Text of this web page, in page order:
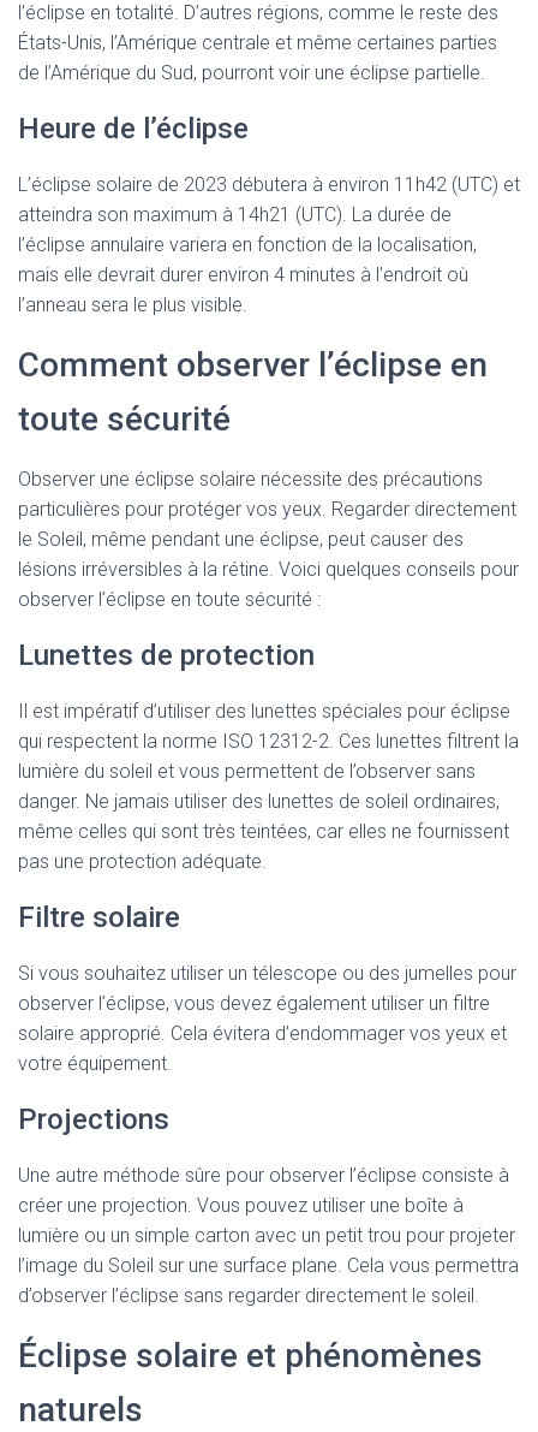
l’éclipse en totalité. D’autres régions, comme le reste des
États-Unis, l’Amérique centrale et même certaines parties
de l’Amérique du Sud, pourront voir une éclipse partielle.
Heure de l’éclipse
L’éclipse solaire de 2023 débutera à environ 11h42 (UTC) et
atteindra son maximum à 14h21 (UTC). La durée de
l’éclipse annulaire variera en fonction de la localisation,
mais elle devrait durer environ 4 minutes à l’endroit où
l’anneau sera le plus visible.
Comment observer l’éclipse en
toute sécurité
Observer une éclipse solaire nécessite des précautions
particulières pour protéger vos yeux. Regarder directement
le Soleil, même pendant une éclipse, peut causer des
lésions irréversibles à la rétine. Voici quelques conseils pour
observer l’éclipse en toute sécurité :
Lunettes de protection
Il est impératif d’utiliser des lunettes spéciales pour éclipse
qui respectent la norme ISO 12312-2. Ces lunettes filtrent la
lumière du soleil et vous permettent de l’observer sans
danger. Ne jamais utiliser des lunettes de soleil ordinaires,
même celles qui sont très teintées, car elles ne fournissent
pas une protection adéquate.
Filtre solaire
Si vous souhaitez utiliser un télescope ou des jumelles pour
observer l’éclipse, vous devez également utiliser un filtre
solaire approprié. Cela évitera d’endommager vos yeux et
votre équipement.
Projections
Une autre méthode sûre pour observer l’éclipse consiste à
créer une projection. Vous pouvez utiliser une boîte à
lumière ou un simple carton avec un petit trou pour projeter
l’image du Soleil sur une surface plane. Cela vous permettra
d’observer l’éclipse sans regarder directement le soleil.
Éclipse solaire et phénomènes
naturels